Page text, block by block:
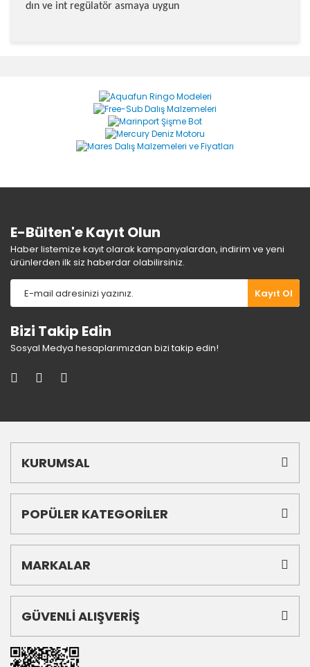
dın ve int regülatör asmaya uygun
Yorum Yaz
Ürün resmi kalitesiz, bozuk veya görüntülenemiyor.
Ürün açıklamasında eksik bilgiler bulunuyor.
Ürün bilgilerinde hatalar bulunuyor.
E-Bülten'e Kayıt Olun
Haber listemize kayıt olarak kampanyalardan, indirim ve yeni
ürünlerden ilk siz haberdar olabilirsiniz.
Kayıt Ol
Bizi Takip Edin
Sosyal Medya hesaplarımızdan bizi takip edin!
KURUMSAL
POPÜLER KATEGORİLER
MARKALAR
GÜVENLİ ALIŞVERİŞ